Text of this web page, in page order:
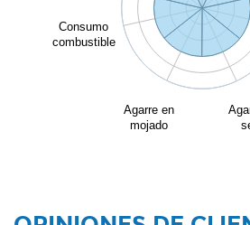
Agarre en
mojado
Consumo
combustible